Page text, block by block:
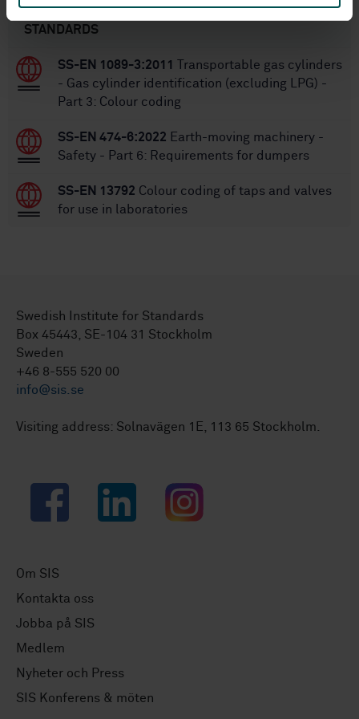
STANDARDS
SS-EN 1089-3:2011
Transportable gas cylinders
- Gas cylinder identification (excluding LPG) -
Part 3: Colour coding
SS-EN 474-6:2022 Earth-moving machinery -
Safety - Part 6: Requirements for dumpers
SS-EN 13792 Colour coding of taps and valves
for use in laboratories
Swedish Institute for Standards
Box 45443, SE-104 31 Stockholm
Sweden
+46 8-555 520 00
info@sis.se
Visiting address: Solnavägen 1E, 113 65 Stockholm.
Facebook LinkedIn Instagram
Om SIS
Kontakta oss
Jobba på SIS
Medlem
Nyheter och Press
SIS Konferens & möten